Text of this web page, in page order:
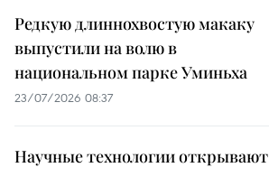
Редкую длиннохвостую макаку
выпустили на волю в
национальном парке Уминьха
23/07/2026 08:37
Научные технологии открывают